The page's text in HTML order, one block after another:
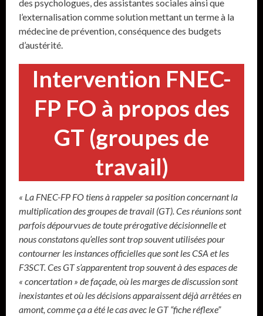
des psychologues, des assistantes sociales ainsi que
l’externalisation comme solution mettant un terme à la
médecine de prévention, conséquence des budgets
d’austérité.
Intervention FNEC-
FP FO à propos des
GT (groupes de
travail)
« La FNEC-FP FO tiens à rappeler sa position concernant la
multiplication des groupes de travail (GT). Ces réunions sont
parfois dépourvues de toute prérogative décisionnelle et
nous constatons qu’elles sont trop souvent utilisées pour
contourner les instances officielles que sont les CSA et les
F3SCT. Ces GT s’apparentent trop souvent à des espaces de
« concertation » de façade, où les marges de discussion sont
inexistantes et où les décisions apparaissent déjà arrêtées en
amont, comme ça a été le cas avec le GT “fiche réflexe”